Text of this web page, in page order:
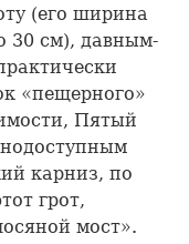
(его ширина
30 см), давным-
«пещерного»
Пятый
карниз, по
грот,
мост».